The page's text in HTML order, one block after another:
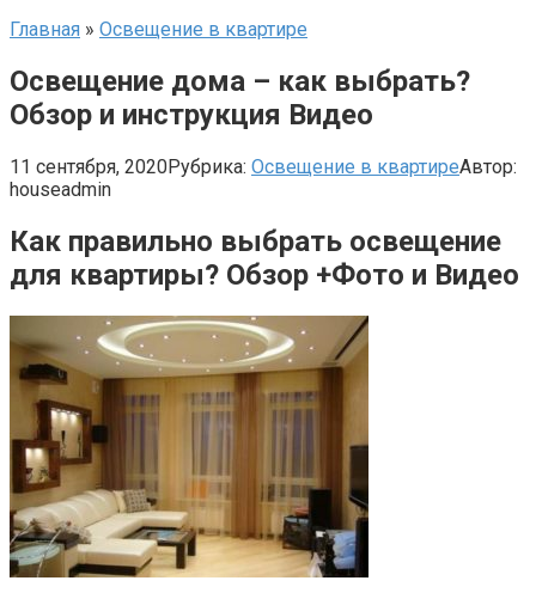
Главная » Освещение в квартире
Освещение дома – как выбрать?
Обзор и инструкция Видео
11 сентября, 2020Рубрика: Освещение в квартиреАвтор:
houseadmin
Как правильно выбрать освещение
для квартиры? Обзор +Фото и Видео